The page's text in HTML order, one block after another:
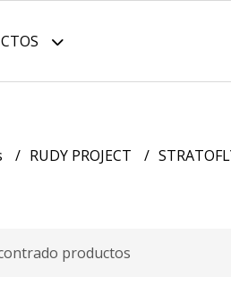
RUDY PROJECT
productos